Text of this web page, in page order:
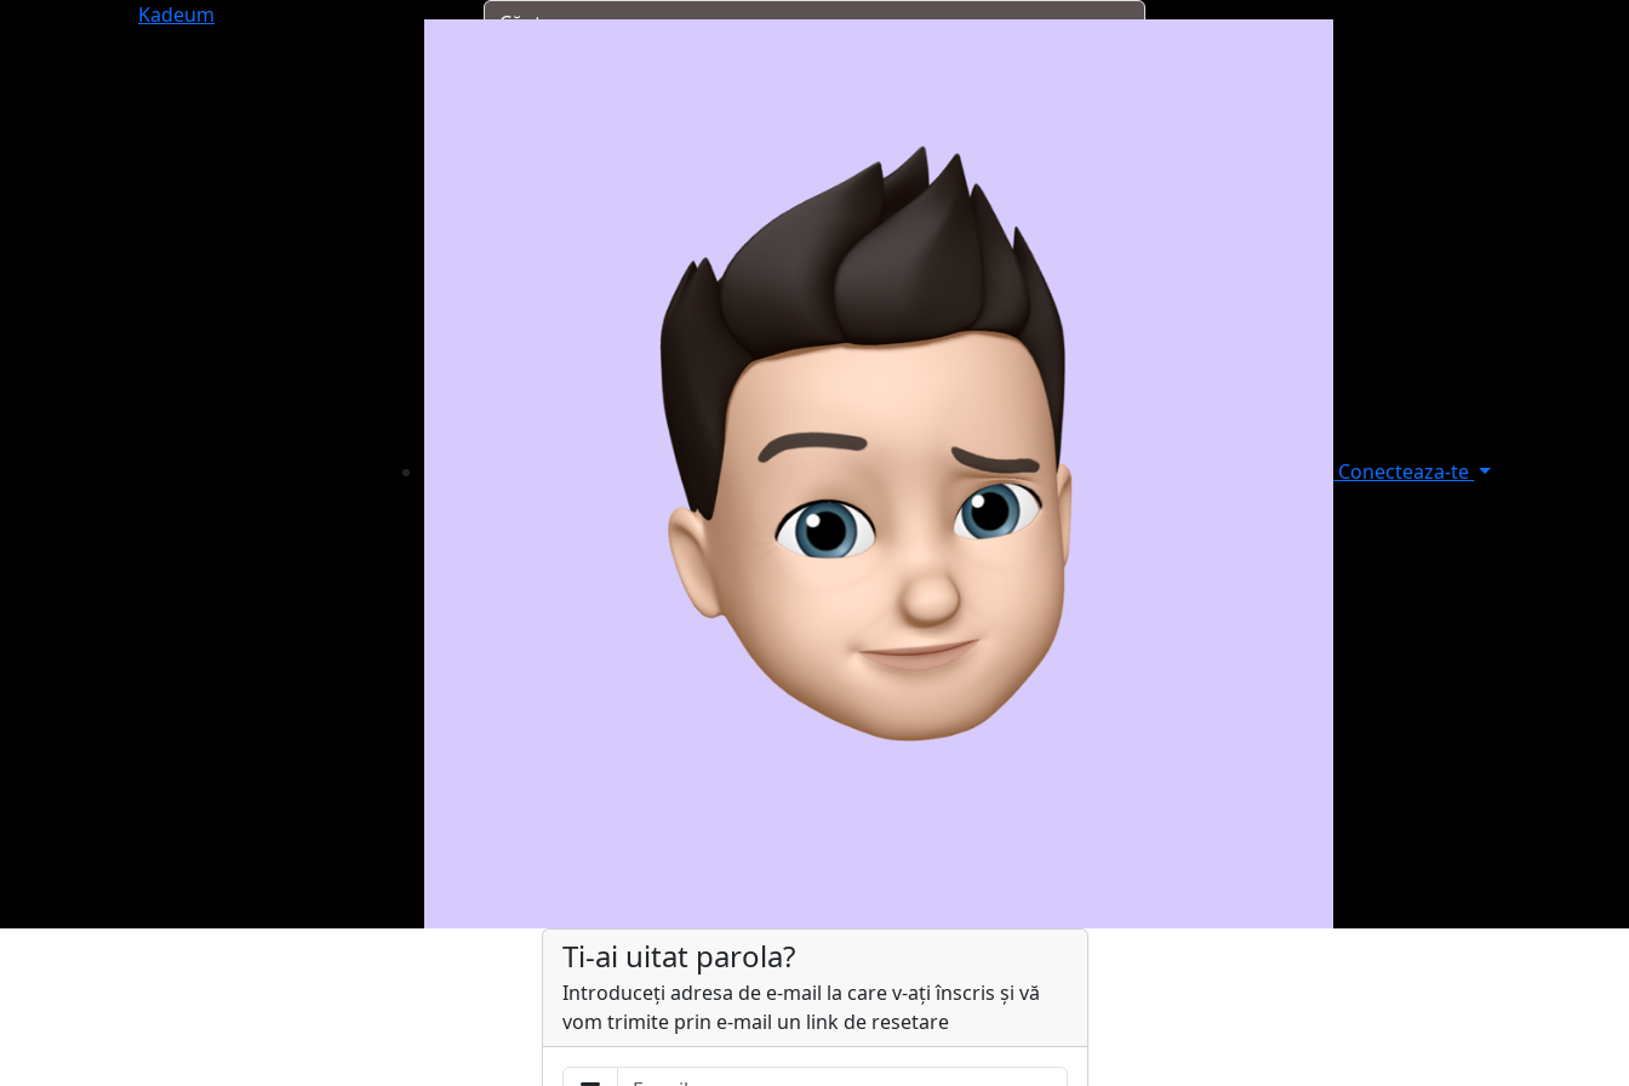
Kadeum
Conecteaza-te
Ti-ai uitat parola?
Introduceți adresa de e-mail la care v-ați înscris și vă
vom trimite prin e-mail un link de resetare